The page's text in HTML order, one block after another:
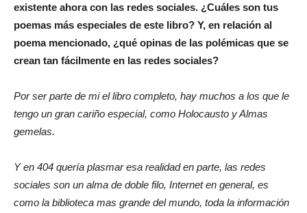
existente ahora con las redes sociales. ¿Cuáles son tus
poemas más especiales de este libro? Y, en relación al
poema mencionado, ¿qué opinas de las polémicas que se
crean tan fácilmente en las redes sociales?
Por ser parte de mi el libro completo, hay muchos a los que le
tengo un gran cariño especial, como Holocausto y Almas
gemelas.
Y en 404 quería plasmar esa realidad en parte, las redes
sociales son un alma de doble filo, Internet en general, es
como la biblioteca mas grande del mundo, toda la información